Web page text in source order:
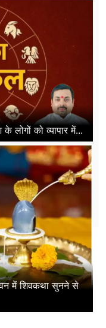
लोगों को व्यापार में...
में शिवकथा सुनने से